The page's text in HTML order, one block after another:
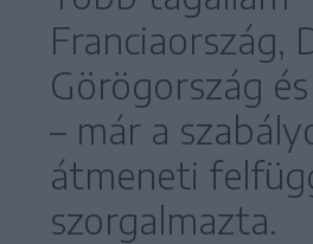
Franciaország,
Görögország
– már a
átmeneti
szorgalmazta.